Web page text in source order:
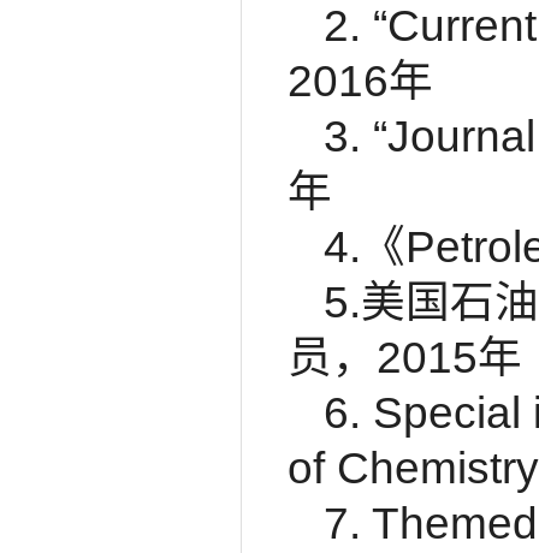
2.
2016年
3.
年
4.《
5.美国石
员，2015年
6. Special
of
7.